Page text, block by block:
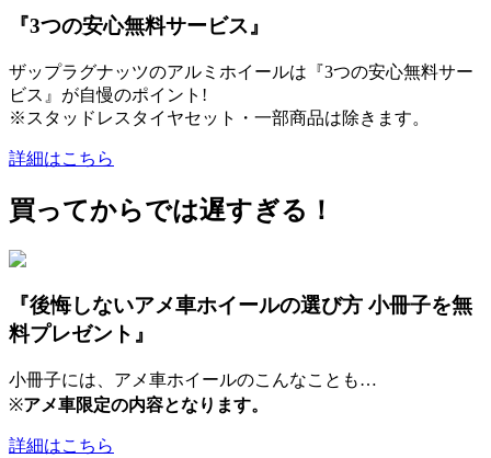
『3つの安心無料サービス』
ザップラグナッツのアルミホイールは『3つの安心無料サー
ビス』が自慢のポイント!
※スタッドレスタイヤセット・一部商品は除きます。
詳細はこちら
買ってからでは遅すぎる！
『後悔しないアメ車ホイールの選び方 小冊子を無
料プレゼント』
小冊子には、アメ車ホイールのこんなことも…
※アメ車限定の内容となります。
詳細はこちら